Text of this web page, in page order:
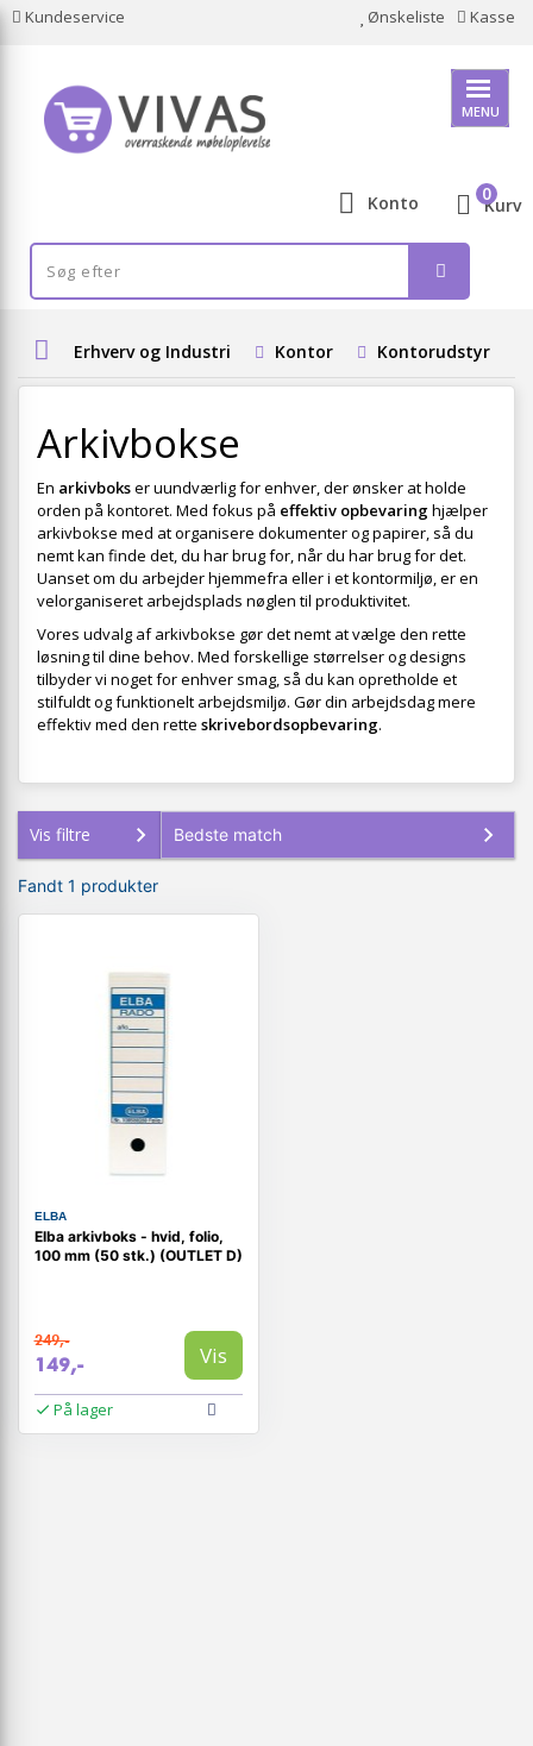
Kundeservice Ønskeliste Kasse
MENU
Konto Kurv
0
Erhverv og Industri Kontor Kontorudstyr
Arkivbokse
En arkivbokser uundværlig for enhver, der ønsker at holde
orden på kontoret. Med fokus på effektiv opbevaringhjælper
arkivbokse med at organisere dokumenter og papirer, så du
nemt kan finde det, du har brug for, når du har brug for det.
Uanset om du arbejder hjemmefra eller i et kontormiljø, er en
velorganiseret arbejdsplads nøglen til produktivitet.
Vores udvalg af arkivbokse gør det nemt at vælge den rette
løsning til dine behov. Med forskellige størrelser og designs
tilbyder vi noget for enhver smag, så du kan opretholde et
stilfuldt og funktionelt arbejdsmiljø. Gør din arbejdsdag mere
effektiv med den rette skrivebordsopbevaring.
Vis filtre
Fandt 1 produkter
ELBA
Elba arkivboks - hvid, folio,
100 mm (50 stk.) (OUTLET D)
249,-
149,- Vis
På lager